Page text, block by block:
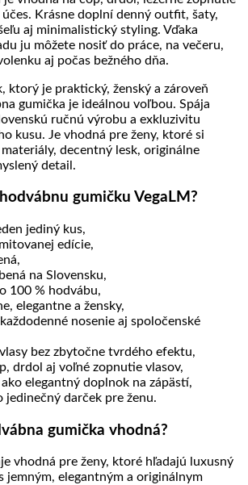
Krásne doplní denný outfit, šaty,
aj minimalistický styling. Vďaka
ju môžete nosiť do práce, na večeru,
aj počas bežného dňa.
ktorý je praktický, ženský a zároveň
gumička je ideálnou voľbou. Spája
ručnú výrobu a exkluzivitu
kusu. Je vhodná pre ženy, ktoré si
decentný lesk, originálne
detail.
gumičku VegaLM?
jediný kus,
edície,
na Slovensku,
100 % hodvábu,
elegantne a žensky,
nosenie aj spoločenské
bez zbytočne tvrdého efektu,
drdol aj voľné zopnutie vlasov,
elegantný doplnok na zápästí,
jedinečný darček pre ženu.
gumička vhodná?
vhodná pre ženy, ktoré hľadajú luxusný
jemným, elegantným a originálnym